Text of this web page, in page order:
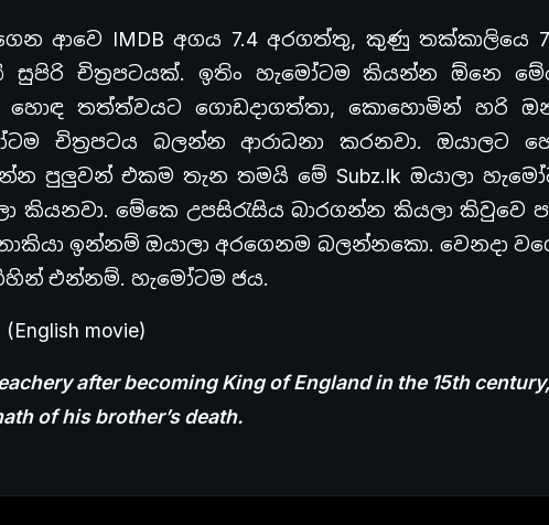
ආවෙ IMDB අගය 7.4 අරගත්තු, කුණු තක්කාලියෙ
චිත්‍රපටයක්. ඉතිං හැමෝටම කියන්න ඕනෙ
තත්ත්වයට ගොඩදාගත්තා, කොහොමින් හරි
චිත්‍රපටය බලන්න ආරාධනා කරනවා. ඔයාලට
පුලුවන් එකම තැන තමයි මේ Subz.lk ඔයාලා
කියනවා. මේකෙ උපසිරැසිය බාරගන්න කියලා කිවුවෙ
ඉන්නම් ඔයාලා අරගෙනම බලන්නකො. වෙනදා
එන්නම්. හැමෝටම ජය.
(English movie)
after becoming King of England in the 15th
of his brother’s death.